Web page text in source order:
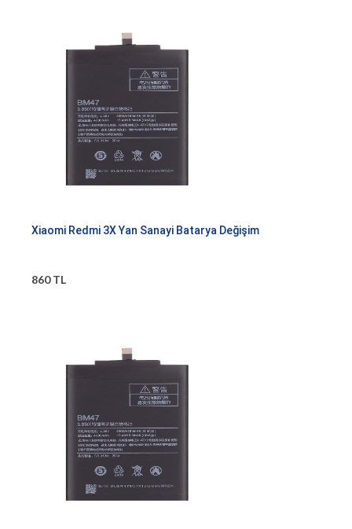
Xiaomi Redmi 3X Yan Sanayi Batarya Değişim
860 TL